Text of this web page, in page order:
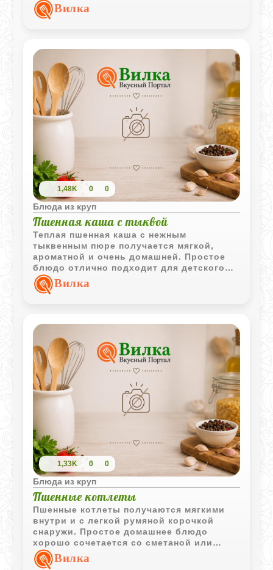
завтрака.
Вилка
1,48K 0 0
Блюда из круп
Пшенная каша с тыквой
Теплая пшенная каша с нежным
тыквенным пюре получается мягкой,
ароматной и очень домашней. Простое
блюдо отлично подходит для детского
завтрака или легкого ужина.
Вилка
1,33K 0 0
Блюда из круп
Пшенные котлеты
Пшенные котлеты получаются мягкими
внутри и с легкой румяной корочкой
снаружи. Простое домашнее блюдо
хорошо сочетается со сметаной или
молочным соусом.
Вилка